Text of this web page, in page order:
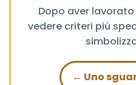
Dopo aver
vedere criteri più
← Uno